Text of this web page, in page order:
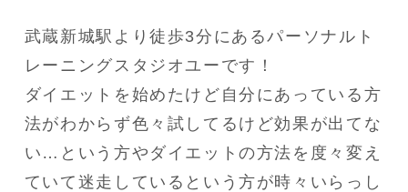
武蔵新城駅より徒歩3分にあるパーソナルト
レーニングスタジオユーです！
ダイエットを始めたけど自分にあっている方
法がわからず色々試してるけど効果が出てな
い…という方やダイエットの方法を度々変え
ていて迷走しているという方が時々いらっし